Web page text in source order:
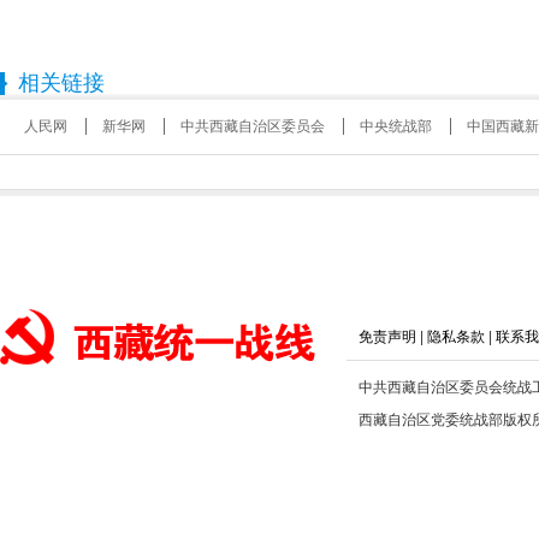
相关链接
人民网 新华网 中共西藏自治区委员会 中央统战部 中国西藏
免责声明 隐私条款 联系
中共西藏自治区委员会统
西藏自治区党委统战部版